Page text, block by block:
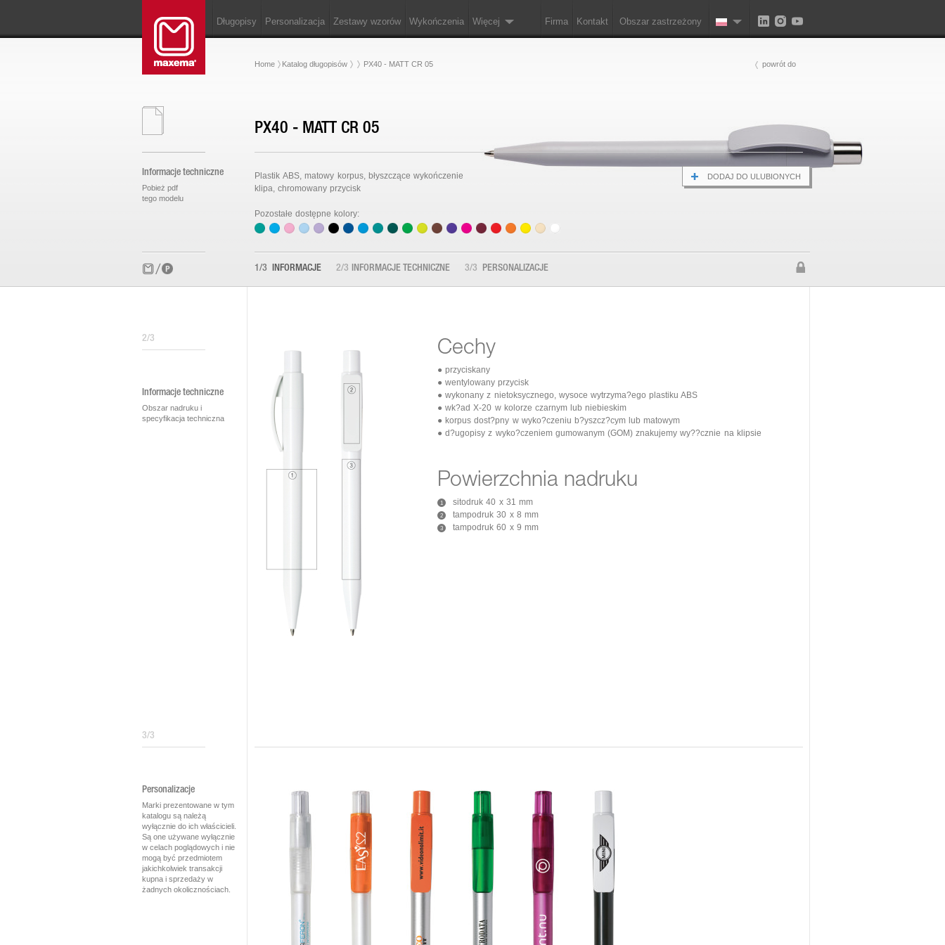
Obszar zastrzeżony
Kontakt
Firma
Długopisy Personalizacja Zestawy wzorów Wykończenia Więcej
powrót do
Home Katalog długopisów PX40 - MATT CR 05
PX40 - MATT CR 05
Informacje techniczne
Pobież pdf
tego modelu
Plastik ABS, matowy korpus, błyszczące wykończenie
klipa, chromowany przycisk
Pozostałe dostępne kolory:
DODAJ DO ULUBIONYCH
1/3 INFORMACJE 2/3 INFORMACJE TECHNICZNE 3/3 PERSONALIZACJE
2/3
Informacje techniczne
Obszar nadruku i
specyfikacja techniczna
Cechy
● przyciskany
● wentylowany przycisk
● wykonany z nietoksycznego, wysoce wytrzyma?ego plastiku ABS
● wk?ad X-20 w kolorze czarnym lub niebieskim
● korpus dost?pny w wyko?czeniu b?yszcz?cym lub matowym
● d?ugopisy z wyko?czeniem gumowanym (GOM) znakujemy wy??cznie na klipsie
Powierzchnia nadruku
1 sitodruk 40 x 31 mm
2 tampodruk 30 x 8 mm
3 tampodruk 60 x 9 mm
3/3
Personalizacje
Marki prezentowane w tym
katalogu są należą
wyłącznie do ich właścicieli.
Są one używane wyłącznie
w celach poglądowych i nie
mogą być przedmiotem
jakichkolwiek transakcji
kupna i sprzedaży w
żadnych okolicznościach.